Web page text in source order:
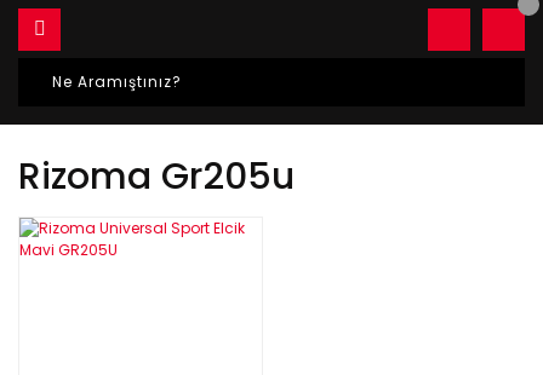
Rizoma Gr205u